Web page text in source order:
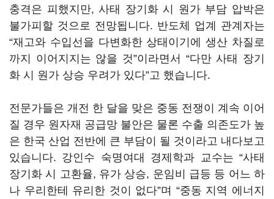
충격은 피했지만, 사태 장기화 시 원가 부담 압박은
불가피할 것으로 전망됩니다. 반도체 업계 관계자는
“재고와 수입선을 다변화한 상태이기에 생산 차질로
까지 이어지지는 않을 것”이라면서 “다만 사태 장기
화 시 원가 상승 우려가 있다”고 했습니다.
전문가들은 개전 한 달을 맞은 중동 전쟁이 계속 이어
질 경우 원자재 공급망 불안은 물론 수출 의존도가 높
은 한국 산업 전반에 큰 부담이 될 것이라고 내다보고
있습니다. 강인수 숙명여대 경제학과 교수는“사태
장기화 시 고환율, 유가 상승, 운임비 급등 등 어느 하
나 우리한테 유리한 것이 없다”며 “중동 지역 에너지